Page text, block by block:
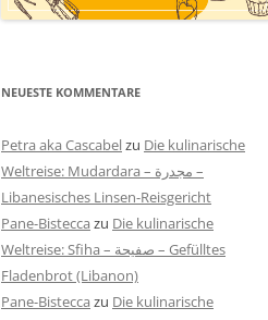
NEUESTE KOMMENTARE
Petra aka Cascabelzu Die kulinarische
Weltreise: Mudardara – مجدرة –
Libanesisches Linsen-Reisgericht
Pane-Bistecca zu Die kulinarische
Weltreise: Sfiha – صفيحة – Gefülltes
Fladenbrot (Libanon)
Pane-Bistecca zu Die kulinarische